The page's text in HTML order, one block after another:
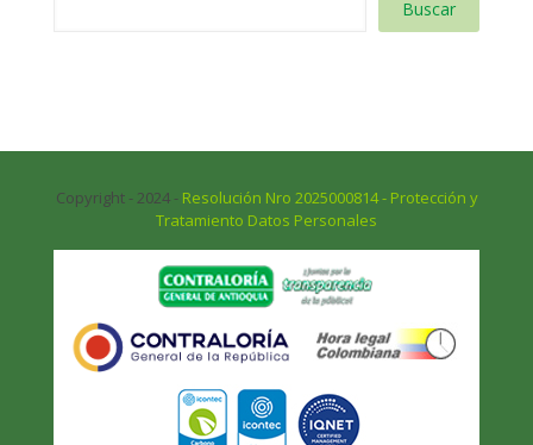
Buscar
Copyright - 2024 - Resolución Nro 2025000814 - Protección y
Tratamiento Datos Personales